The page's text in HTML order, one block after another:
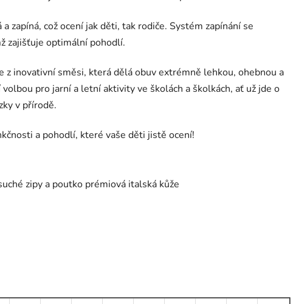
zapíná, což ocení jak děti, tak rodiče. Systém zapínání se
zajišťuje optimální pohodlí.
z inovativní směsi, která dělá obuv extrémně lehkou, ohebnou a
pro jarní a letní aktivity ve školách a školkách, ať už jde o
v přírodě.
a pohodlí, které vaše děti jistě ocení!
zipy a poutko prémiová italská kůže